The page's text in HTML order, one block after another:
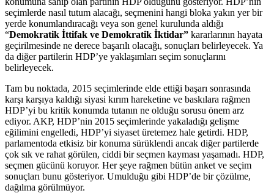
seçimlerde nasıl tutum alacağı, seçmenini hangi bloka yakın yer bir
yerde konumlandıracağı veya son genel kurulunda aldığı
“Demokratik İttifak ve Demokratik İktidar” kararlarının hayata
geçirilmesinde ne derece başarılı olacağı, sonuçları belirleyecek. Ya
da diğer partilerin HDP’ye yaklaşımları seçim sonuçlarını
belirleyecek.
Tam bu noktada, 2015 seçimlerinde elde ettiği başarı sonrasında
karşı karşıya kaldığı siyasi kırım hareketine ve baskılara rağmen
HDP’yi bu kritik konumda tutanın ne olduğu sorusu önem arz
ediyor. AKP, HDP’nin 2015 seçimlerinde yakaladığı gelişme
eğilimini engelledi, HDP’yi siyaset üretemez hale getirdi. HDP,
parlamentoda etkisiz bir konuma sürüklendi ancak diğer partilerde
çok sık ve rahat görülen, ciddi bir seçmen kayması yaşamadı. HDP,
seçmen gücünü koruyor. Her şeye rağmen bütün anket ve seçim
sonuçları bunu gösteriyor. Umulduğu gibi HDP’de bir çözülme,
dağılma görülmüyor.